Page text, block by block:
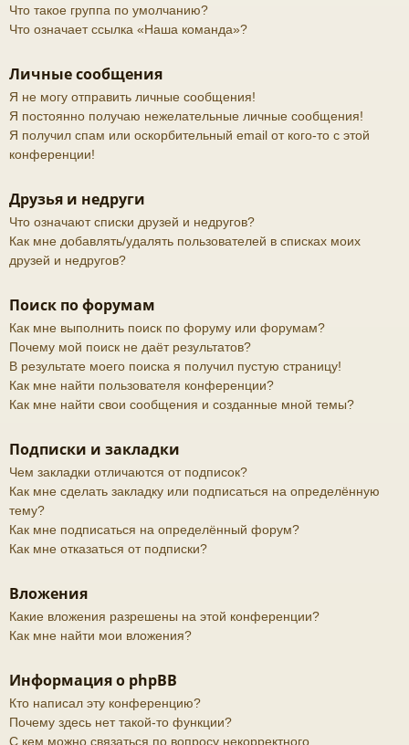
Что такое группа по умолчанию?
Что означает ссылка «Наша команда»?
Личные сообщения
Я не могу отправить личные сообщения!
Я постоянно получаю нежелательные личные сообщения!
Я получил спам или оскорбительный email от кого-то с этой
конференции!
Друзья и недруги
Что означают списки друзей и недругов?
Как мне добавлять/удалять пользователей в списках моих
друзей и недругов?
Поиск по форумам
Как мне выполнить поиск по форуму или форумам?
Почему мой поиск не даёт результатов?
В результате моего поиска я получил пустую страницу!
Как мне найти пользователя конференции?
Как мне найти свои сообщения и созданные мной темы?
Подписки и закладки
Чем закладки отличаются от подписок?
Как мне сделать закладку или подписаться на определённую
тему?
Как мне подписаться на определённый форум?
Как мне отказаться от подписки?
Вложения
Какие вложения разрешены на этой конференции?
Как мне найти мои вложения?
Информация о phpBB
Кто написал эту конференцию?
Почему здесь нет такой-то функции?
С кем можно связаться по вопросу некорректного